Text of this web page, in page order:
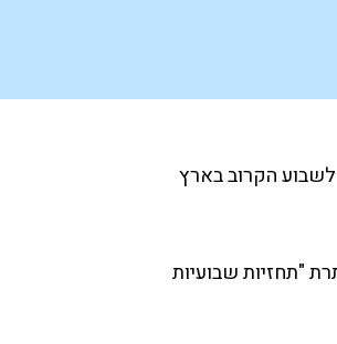
לשבוע הקרוב בארץ
"תחזיות שבועיות